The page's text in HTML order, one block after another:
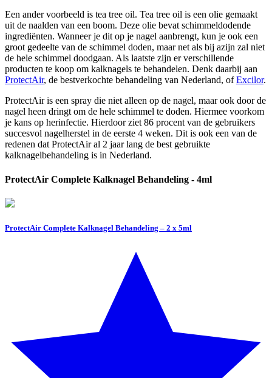
Een ander voorbeeld is tea tree oil. Tea tree oil is een olie gemaakt
uit de naalden van een boom. Deze olie bevat schimmeldodende
ingrediënten. Wanneer je dit op je nagel aanbrengt, kun je ook een
groot gedeelte van de schimmel doden, maar net als bij azijn zal niet
de hele schimmel doodgaan. Als laatste zijn er verschillende
producten te koop om kalknagels te behandelen. Denk daarbij aan
ProtectAir, de bestverkochte behandeling van Nederland, ofExcilor.
ProtectAir is een spray die niet alleen op de nagel, maar ook door de
nagel heen dringt om de hele schimmel te doden. Hiermee voorkom
je kans op herinfectie. Hierdoor ziet 86 procent van de gebruikers
succesvol nagelherstel in de eerste 4 weken. Dit is ook een van de
redenen dat ProtectAir al 2 jaar lang de best gebruikte
kalknagelbehandeling is in Nederland.
ProtectAir Complete Kalknagel Behandeling - 4ml
ProtectAir Complete Kalknagel Behandeling – 2 x 5ml